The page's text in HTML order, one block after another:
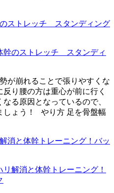
幹のストレッチ スタンディ
が崩れることで張りやすくな
り腰の方は重心が前に行く
る原因となっているので、
しょう！ やり方 足を骨盤幅
リ解消と体幹トレーニング！